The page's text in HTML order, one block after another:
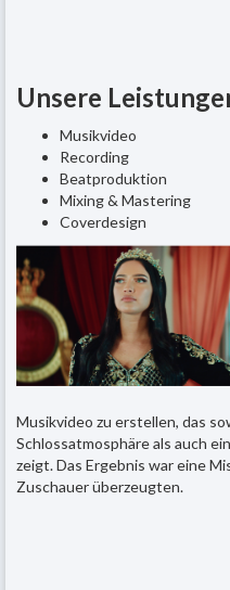
Unsere
Musikvideo
Recording
Beatproduktion
Mixing & Mastering
Coverdesign
Musikvideo zu erstellen, das
Schlossatmosphäre als auch
zeigt. Das Ergebnis war eine
Zuschauer überzeugten.